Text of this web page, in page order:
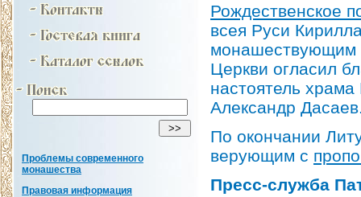
Проблемы современного
монашества
Правовая информация
Рождественское
всея Руси
монашествующим
Церкви огласил
настоятель
Александр
По окончании
верующим с
Пресс-служба